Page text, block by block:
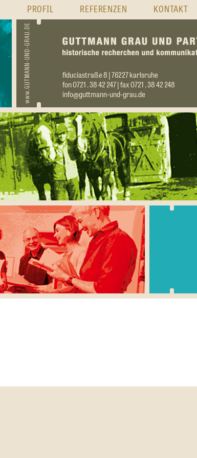
PROFIL REFERENZEN KONTAKT
fiduciastraße 8 | 76227 karlsruhe
fon 0721 . 38 42 247 | fax 0721 . 38 42 248
info@guttmann-und-grau.de